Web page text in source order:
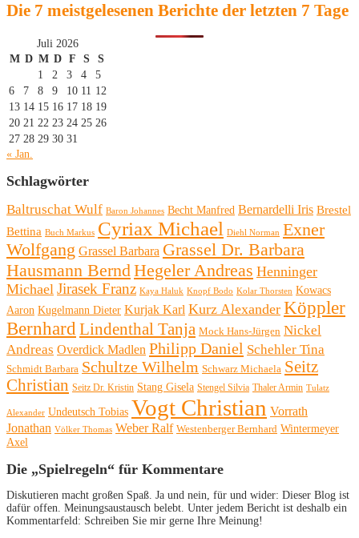
Die 7 meistgelesenen Berichte der letzten 7 Tage
Juli 2026
M D M D F S
S
1
2 3 4
5
6
7 8 9 10 11 12
13 14 15 16 17 18 19
20 21 22 23 24 25 26
27 28 29 30 31
« Jan.
Schlagwörter
Baltruschat Wulf Baron Johannes Becht Manfred Bernardelli Iris Brestel
Bettina Buch Markus Cyriax Michael Diehl Norman Exner
Wolfgang Grassel Barbara Grassel Dr. Barbara
Hausmann Bernd Hegeler Andreas Henninger
Michael Jirasek Franz Kaya Haluk Knopf Bodo Kolar Thorsten Kowacs
Aaron Kugelmann Dieter Kurjak Karl Kurz Alexander Köppler
Bernhard Lindenthal Tanja Mock Hans-Jürgen Nickel
Andreas Overdick Madlen Philipp Daniel Schehler Tina
Schmidt Barbara Schultze Wilhelm Schwarz Michaela Seitz
Christian Seitz Dr. Kristin Stang Gisela Stengel Silvia Thaler Armin Tulatz
Alexander Undeutsch Tobias Vogt Christian Vorrath
Jonathan Völker Thomas Weber Ralf Westenberger Bernhard Wintermeyer
Axel
Die „Spielregeln“ für Kommentare
Diskutieren macht großen Spaß. Ja und nein, für und wider: Dieser Blog ist
dafür offen. Meinungsaustausch belebt. Unter jedem Bericht ist deshalb ein
Kommentarfeld: Schreiben Sie mir gerne Ihre Meinung!